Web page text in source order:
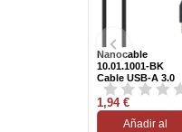
Nanocable
10.01.1001-BK
Cable USB-A 3.0
Macho/Macho 1M
Negro
1,94 €
Añadir al